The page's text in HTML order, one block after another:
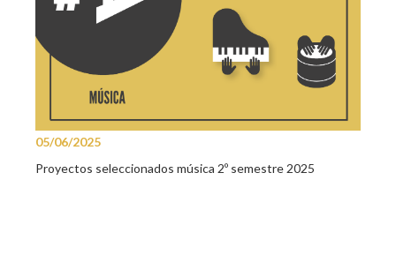
05/06/2025
Proyectos seleccionados música 2º semestre 2025